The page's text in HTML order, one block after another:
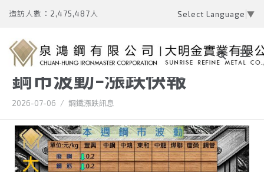
造訪人數：2,475,487人 Select Language ▼
鋼市波動-漲跌快報
2026-07-06 / 鋼鐵漲跌訊息